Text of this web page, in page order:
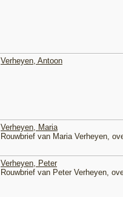
Verheyen, Antoon
Verheyen, Maria
Rouwbrief van Maria Verheyen,
Verheyen, Peter
Rouwbrief van Peter Verheyen,